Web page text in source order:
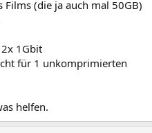
Films (die ja auch mal 50GB)
1Gbit
für 1 unkomprimierten
helfen.